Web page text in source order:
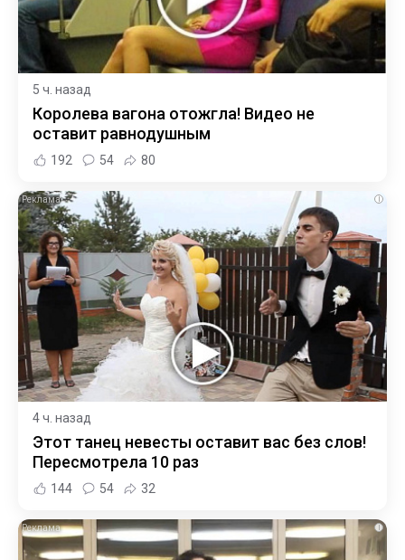
5 ч. назад
Королева вагона отожгла! Видео не
оставит равнодушным
192 54 80
i
4 ч. назад
Этот танец невесты оставит вас без слов!
Пересмотрела 10 раз
144 54 32
i